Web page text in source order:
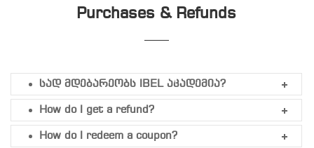
Purchases & Refunds
სად მდებარეობს IBEL აკადემია?
How do I get a refund?
How do I redeem a coupon?